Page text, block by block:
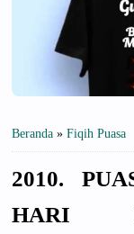
Beranda » Fiqih Puasa
2010.
HARI